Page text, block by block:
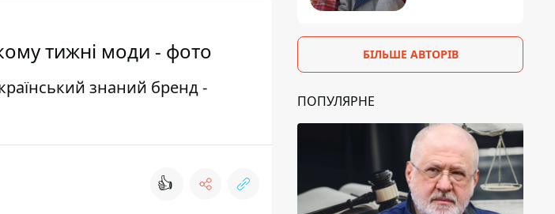
тижні моди - фото
знаний бренд -
👍
БІЛЬШЕ АВТОРІВ
ПОПУЛЯРНЕ